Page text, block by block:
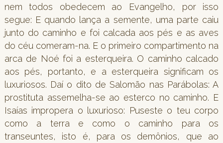
nem todos obedecem ao Evangelho, por isso
segue: E quando lança a semente, uma parte caiu
junto do caminho e foi calcada aos pés e as aves
do céu comeram-na. E o primeiro compartimento na
arca de Noé foi a esterqueira. O caminho calcado
aos pés, portanto, e a esterqueira significam os
luxuriosos. Daí o dito de Salomão nas Parábolas: A
prostituta assemelha-se ao esterco no caminho. E
Isaías impropera o luxurioso: Puseste o teu corpo
como a terra e como o caminho para os
transeuntes, isto é, para os demônios, que ao